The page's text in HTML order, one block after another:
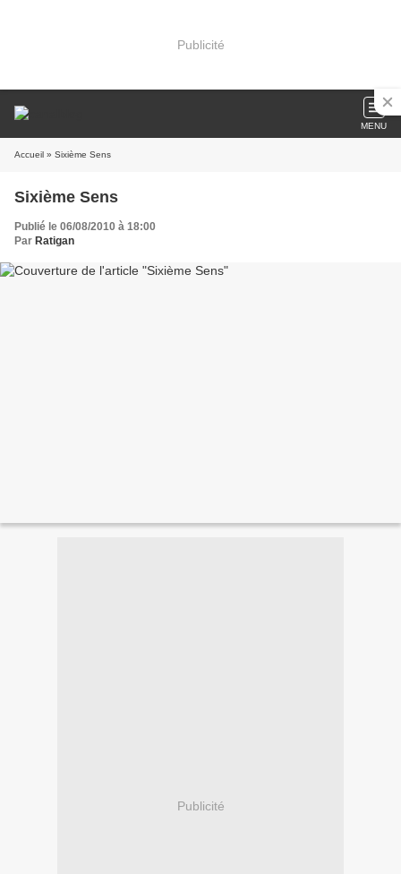
Publicité
MENU
Accueil » Sixième Sens
Sixième Sens
Publié le 06/08/2010 à 18:00
Par Ratigan
Publicité